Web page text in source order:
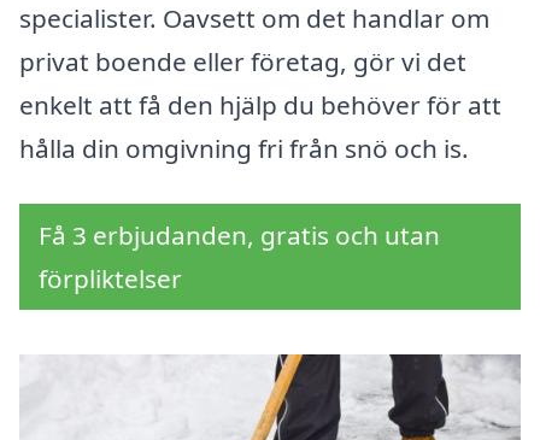
specialister. Oavsett om det handlar om
privat boende eller företag, gör vi det
enkelt att få den hjälp du behöver för att
hålla din omgivning fri från snö och is.
Få 3 erbjudanden, gratis och utan
förpliktelser